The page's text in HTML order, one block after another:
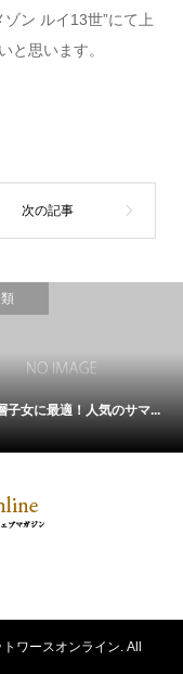
ン ルイ13世”にて上
と思います。
子女に最適！人気のサマ...
ワースオンライン. All